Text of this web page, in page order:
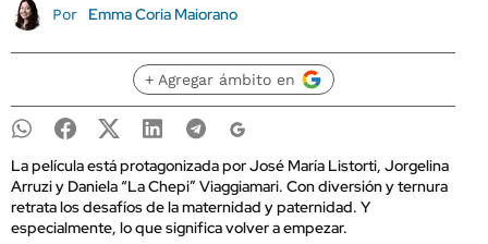
Por Emma Coria Maiorano
+ Agregar ámbito en
La película está protagonizada por José María Listorti, Jorgelina
Arruzi y Daniela “La Chepi” Viaggiamari. Con diversión y ternura
retrata los desafíos de la maternidad y paternidad. Y
especialmente, lo que significa volver a empezar.